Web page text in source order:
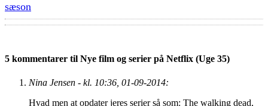
sæson
5 kommentarer til Nye film og serier på Netflix (Uge 35)
Nina Jensen - kl. 10:36, 01-09-2014:
Hvad men at opdater jeres serier så som: The walking dead,